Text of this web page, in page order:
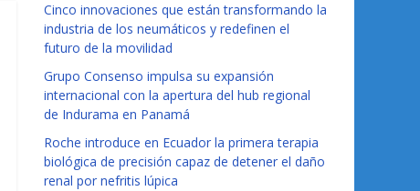
Cinco innovaciones que están transformando la
industria de los neumáticos y redefinen el
futuro de la movilidad
Grupo Consenso impulsa su expansión
internacional con la apertura del hub regional
de Indurama en Panamá
Roche introduce en Ecuador la primera terapia
biológica de precisión capaz de detener el daño
renal por nefritis lúpica